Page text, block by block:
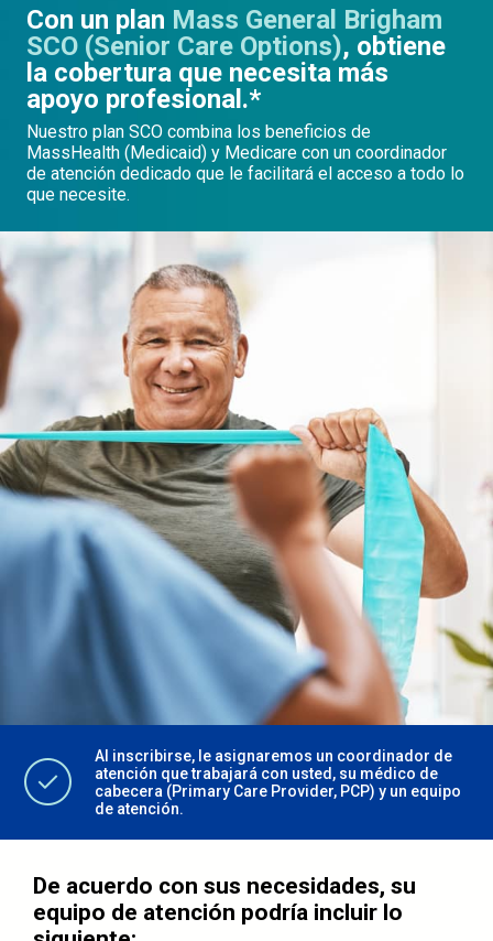
Con un plan Mass General Brigham
SCO (Senior Care Options), obtiene
la cobertura que necesita más
apoyo profesional.*
Nuestro plan SCO combina los beneficios de
MassHealth (Medicaid) y Medicare con un coordinador
de atención dedicado que le facilitará el acceso a todo lo
que necesite.
Al inscribirse, le asignaremos un coordinador de
atención que trabajará con usted, su médico de
cabecera (Primary Care Provider, PCP) y un equipo
de atención.
De acuerdo con sus necesidades, su
equipo de atención podría incluir lo